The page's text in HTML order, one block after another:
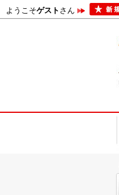
ようこそゲストさん